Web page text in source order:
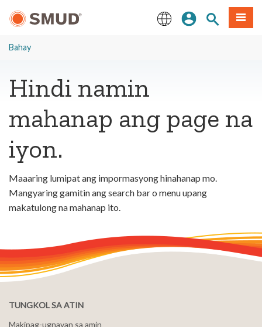
Nilalaman
Mag-sign InMenu
Bahay
Hindi namin
mahanap ang page na
iyon.
Maaaring lumipat ang impormasyong hinahanap mo.
Mangyaring gamitin ang search bar o menu upang
makatulong na mahanap ito.
TUNGKOL SA ATIN
Makipag-ugnayan sa amin